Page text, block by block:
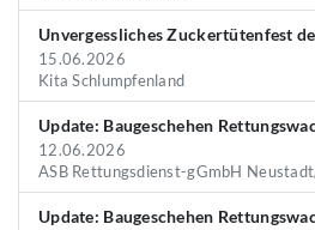
Unvergessliches Zuckertütenfest
15.06.2026
Kita Schlumpfenland
Update: Baugeschehen
12.06.2026
ASB Rettungsdienst-gGmbH
Update: Baugeschehen